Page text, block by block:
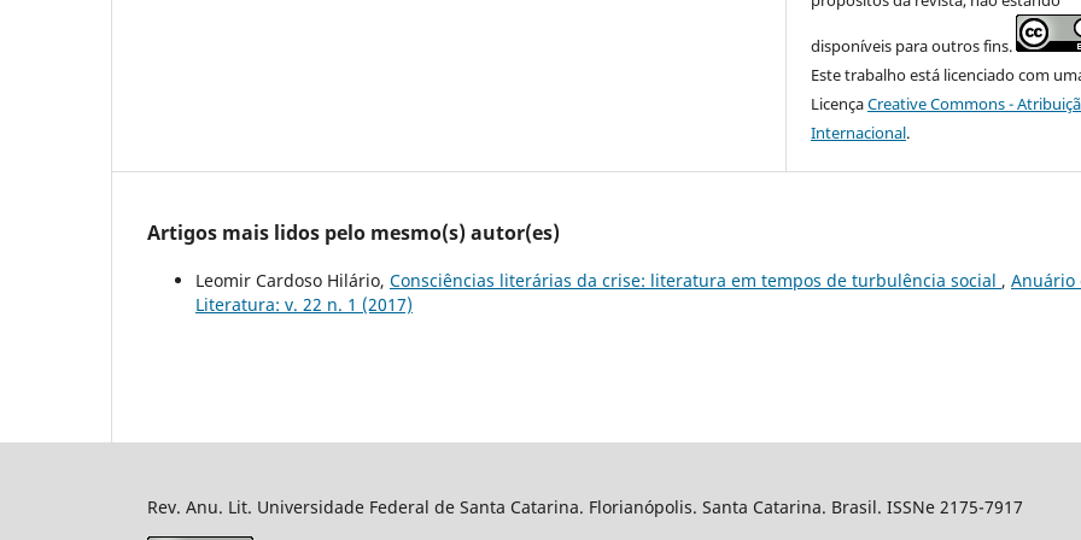
disponíveis para outros fins.
Este trabalho está licenciado com
LicençaCreative Commons -
Internacional.
Artigos mais lidos pelo mesmo(s) autor(es)
Leomir Cardoso Hilário, Consciências literárias da crise: literatura em tempos de turbulência social , Anuário
Literatura: v. 22 n. 1 (2017)
Rev. Anu. Lit. Universidade Federal de Santa Catarina. Florianópolis. Santa Catarina. Brasil. ISSNe 2175-7917